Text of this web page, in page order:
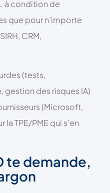
à condition de
que pour n’importe
CRM,
(tests,
des risques IA)
(Microsoft,
TPE/PME qui s’en
te demande,